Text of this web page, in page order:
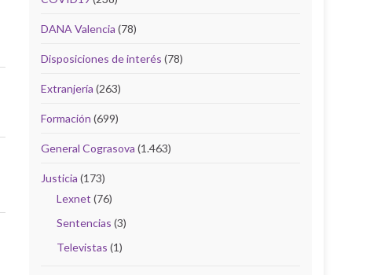
DANA Valencia (78)
Disposiciones de interés (78)
Extranjería (263)
Formación (699)
General Cograsova (1.463)
Justicia (173)
Lexnet (76)
Sentencias (3)
Televistas (1)